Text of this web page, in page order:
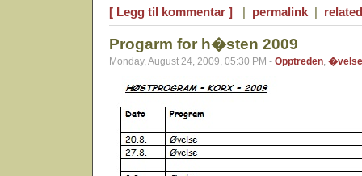
[ Legg til kommentar ] | permalink |
Progarm for h�sten 2009
Monday, August 24, 2009, 05:30 PM - Opptreden, �velse